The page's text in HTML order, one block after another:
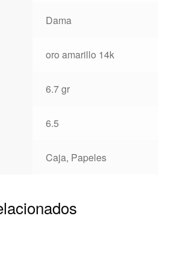
Dama
oro amarillo 14k
6.7 gr
6.5
Caja, Papeles